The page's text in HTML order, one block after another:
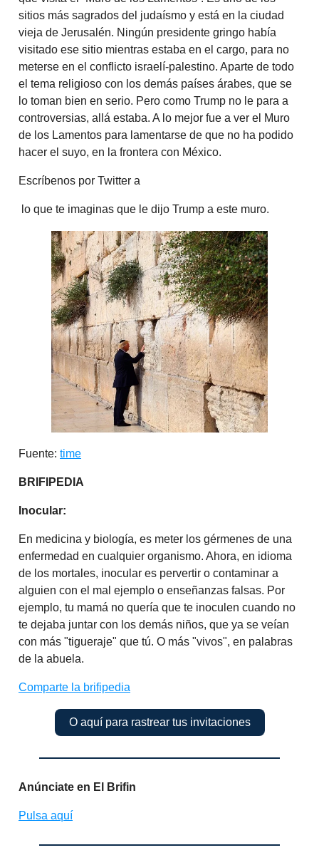
sitios más sagrados del judaísmo y está en la ciudad
vieja de Jerusalén. Ningún presidente gringo había
visitado ese sitio mientras estaba en el cargo, para no
meterse en el conflicto israelí-palestino. Aparte de todo
el tema religioso con los demás países árabes, que se
lo toman bien en serio. Pero como Trump no le para a
controversias, allá estaba. A lo mejor fue a ver el Muro
de los Lamentos para lamentarse de que no ha podido
hacer el suyo, en la frontera con México.
Escríbenos por Twitter a
lo que te imaginas que le dijo Trump a este muro.
Fuente: time
BRIFIPEDIA
Inocular:
En medicina y biología, es meter los gérmenes de una
enfermedad en cualquier organismo. Ahora, en idioma
de los mortales, inocular es pervertir o contaminar a
alguien con el mal ejemplo o enseñanzas falsas. Por
ejemplo, tu mamá no quería que te inoculen cuando no
te dejaba juntar con los demás niños, que ya se veían
con más "tigueraje" que tú. O más "vivos", en palabras
de la abuela.
Comparte la brifipedia
O aquí para rastrear tus invitaciones
Anúnciate en El Brifin
Pulsa aquí